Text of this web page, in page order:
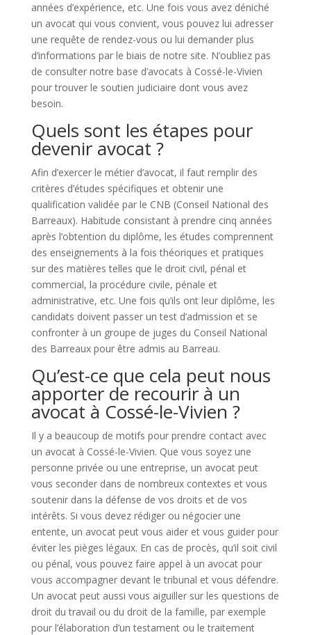
années d’expérience, etc. Une fois vous avez déniché
un avocat qui vous convient, vous pouvez lui adresser
une requête de rendez-vous ou lui demander plus
d’informations par le biais de notre site. N’oubliez pas
de consulter notre base d’avocats à Cossé-le-Vivien
pour trouver le soutien judiciaire dont vous avez
besoin.
Quels sont les étapes pour
devenir avocat ?
Afin d’exercer le métier d’avocat, il faut remplir des
critères d’études spécifiques et obtenir une
qualification validée par le CNB (Conseil National des
Barreaux). Habitude consistant à prendre cinq années
après l’obtention du diplôme, les études comprennent
des enseignements à la fois théoriques et pratiques
sur des matières telles que le droit civil, pénal et
commercial, la procédure civile, pénale et
administrative, etc. Une fois qu’ils ont leur diplôme, les
candidats doivent passer un test d’admission et se
confronter à un groupe de juges du Conseil National
des Barreaux pour être admis au Barreau.
Qu’est-ce que cela peut nous
apporter de recourir à un
avocat à Cossé-le-Vivien ?
Il y a beaucoup de motifs pour prendre contact avec
un avocat à Cossé-le-Vivien. Que vous soyez une
personne privée ou une entreprise, un avocat peut
vous seconder dans de nombreux contextes et vous
soutenir dans la défense de vos droits et de vos
intérêts. Si vous devez rédiger ou négocier une
entente, un avocat peut vous aider et vous guider pour
éviter les pièges légaux. En cas de procès, qu’il soit civil
ou pénal, vous pouvez faire appel à un avocat pour
vous accompagner devant le tribunal et vous défendre.
Un avocat peut aussi vous aiguiller sur les questions de
droit du travail ou du droit de la famille, par exemple
pour l’élaboration d’un testament ou le traitement